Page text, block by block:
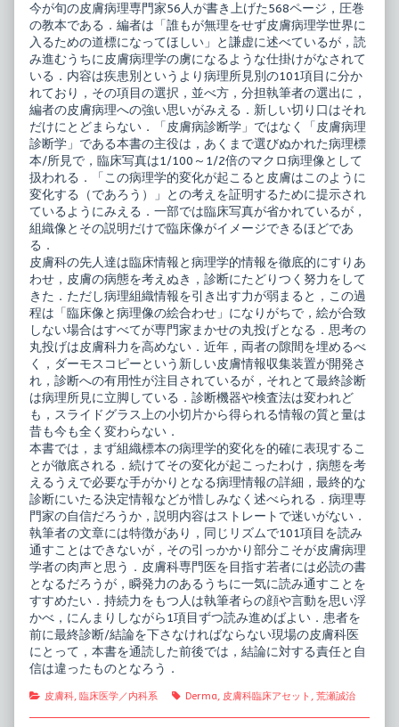
キ
ス
パ
ー
ト
に
学
ぶ
皮
膚
病
理
診
断
学
published
on
床
ア
セ
ッ
ト
9
エ
キ
ス
パ
ー
ト
に
学
ぶ
皮
膚
診
断
学,
今が旬の皮膚病理専門家56人が書き上げた568ページ，圧巻
の教本である．編者は「誰もが無理をせず皮膚病理学世界に
入るための道標になってほしい」と謙虚に述べているが，読
み進むうちに皮膚病理学の虜になるような仕掛けがなされて
いる．内容は疾患別というより病理所見別の101項目に分か
れており，その項目の選択，並べ方，分担執筆者の選出に，
編者の皮膚病理への強い思いがみえる．新しい切り口はそれ
だけにとどまらない．「皮膚病診断学」ではなく「皮膚病理
診断学」である本書の主役は，あくまで選びぬかれた病理標
本/所見で，臨床写真は1/100～1/2倍のマクロ病理像として
扱われる．「この病理学的変化が起こると皮膚はこのように
変化する（であろう）」との考えを証明するために提示され
ているようにみえる．一部では臨床写真が省かれているが，
組織像とその説明だけで臨床像がイメージできるほどであ
る．
皮膚科の先人達は臨床情報と病理学的情報を徹底的にすりあ
わせ，皮膚の病態を考えぬき，診断にたどりつく努力をして
きた．ただし病理組織情報を引き出す力が弱まると，この過
程は「臨床像と病理像の絵合わせ」になりがちで，絵が合致
しない場合はすべてが専門家まかせの丸投げとなる．思考の
丸投げは皮膚科力を高めない．近年，両者の隙間を埋めるべ
く，ダーモスコピーという新しい皮膚情報収集装置が開発さ
れ，診断への有用性が注目されているが，それとて最終診断
は病理所見に立脚している．診断機器や検査法は変われど
も，スライドグラス上の小切片から得られる情報の質と量は
昔も今も全く変わらない．
本書では，まず組織標本の病理学的変化を的確に表現するこ
とが徹底される．続けてその変化が起こったわけ，病態を考
えるうえで必要な手がかりとなる病理情報の詳細，最終的な
診断にいたる決定情報などが惜しみなく述べられる．病理専
門家の自信だろうか，説明内容はストレートで迷いがない．
執筆者の文章には特徴があり，同じリズムで101項目を読み
通すことはできないが，その引っかかり部分こそが皮膚病理
学者の肉声と思う．皮膚科専門医を目指す若者には必読の書
となるだろうが，瞬発力のあるうちに一気に読み通すことを
すすめたい．持続力をもつ人は執筆者らの顔や言動を思い浮
かべ，にんまりしながら1項目ずつ読み進めばよい．患者を
前に最終診断/結論を下さなければならない現場の皮膚科医
にとって，本書を通読した前後では，結論に対する責任と自
信は違ったものとなろう．
Categories
皮膚科, 臨床医学／内科系 Tags
Derma, 皮膚科臨床アセット , 荒瀬誠治